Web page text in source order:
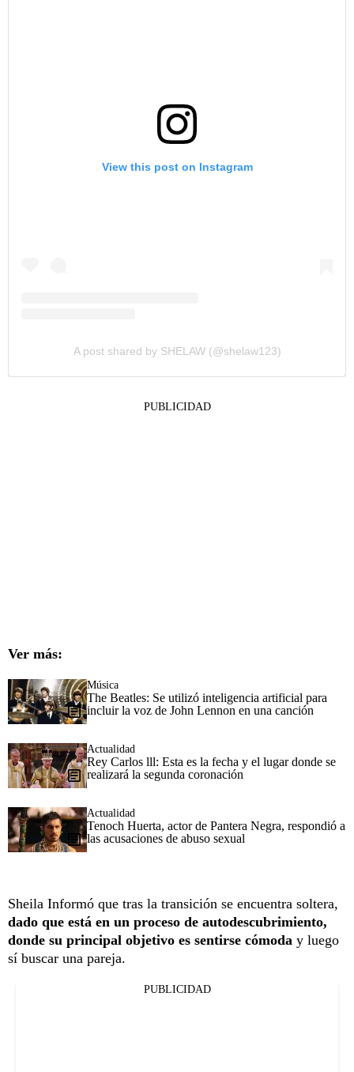
View this post on Instagram
A post shared by SHELAW (@shelaw123)
PUBLICIDAD
Ver más:
Música
The Beatles: Se utilizó inteligencia artificial para
incluir la voz de John Lennon en una canción
Actualidad
Rey Carlos lll: Esta es la fecha y el lugar donde se
realizará la segunda coronación
Actualidad
Tenoch Huerta, actor de Pantera Negra, respondió a
las acusaciones de abuso sexual
Sheila Informó que tras la transición se encuentra soltera,
dado que está en un proceso de autodescubrimiento,
donde su principal objetivo es sentirse cómoda y luego
sí buscar una pareja.
PUBLICIDAD